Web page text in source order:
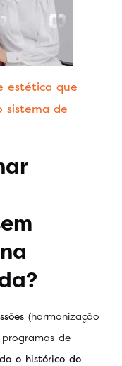
estética que
sistema de
(harmonização
de
o histórico do